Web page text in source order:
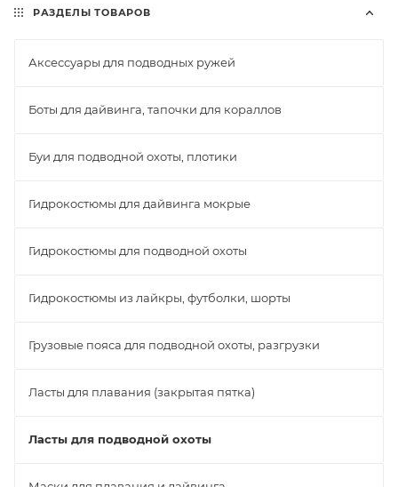
РАЗДЕЛЫ ТОВАРОВ
Аксессуары для подводных ружей
Боты для дайвинга, тапочки для кораллов
Буи для подводной охоты, плотики
Гидрокостюмы для дайвинга мокрые
Гидрокостюмы для подводной охоты
Гидрокостюмы из лайкры, футболки, шорты
Грузовые пояса для подводной охоты, разгрузки
Ласты для плавания (закрытая пятка)
Ласты для подводной охоты